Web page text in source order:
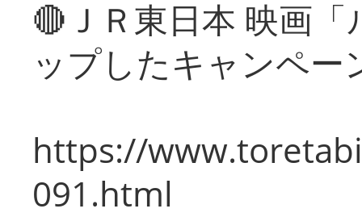
🔴ＪＲ東日本 映画
ップしたキャンペー
https://
091.html